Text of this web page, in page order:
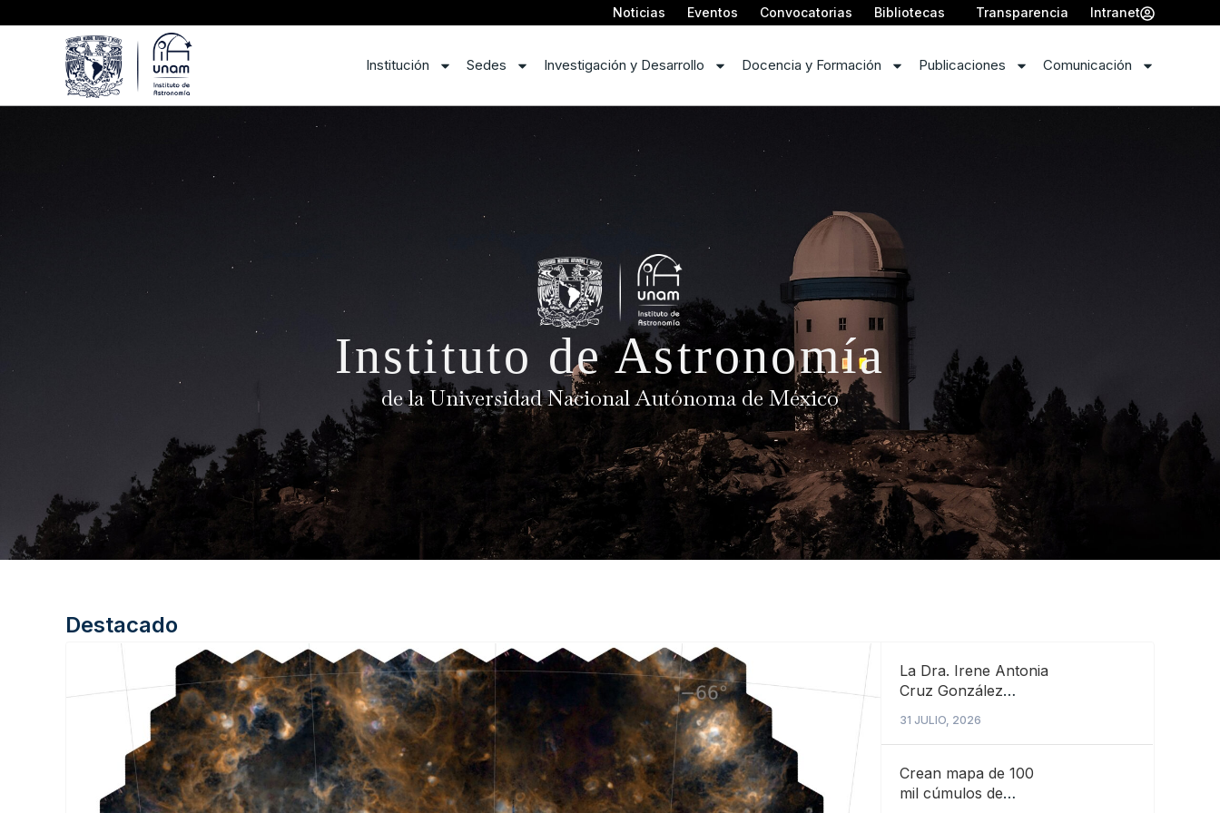
Noticias Eventos Convocatorias Bibliotecas Transparencia Intranet
Institución Sedes Investigación y Desarrollo Docencia y Formación Publicaciones Comunicación
Instituto de Astronomía
de la Universidad Nacional Autónoma de México
Destacado
La Dra. Irene Antonia
Cruz González
Premio L’Oréal-
UNESCO-AMC
Mujeres en la Ciencia
2026
31 JULIO, 2026
Crean mapa de 100
mil cúmulos de